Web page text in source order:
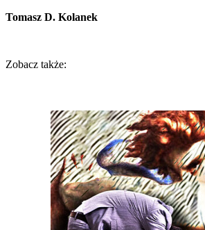
Tomasz D. Kolanek
Zobacz także: